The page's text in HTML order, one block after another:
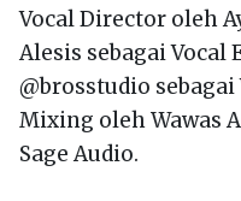
Vocal Director oleh
Alesis sebagai Vocal
@brosstudio sebagai
Mixing oleh Wawas
Sage Audio.